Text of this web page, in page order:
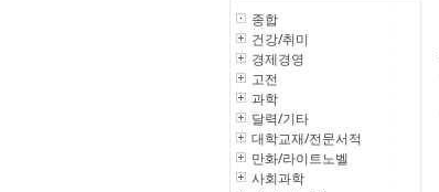
종합
건강/취미
경제경영
고전
과학
달력/기타
대학교재/전문서적
만화/라이트노벨
사회과학